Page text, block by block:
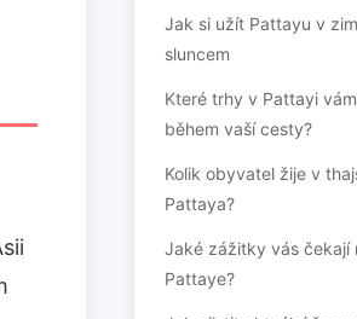
Jak si užít Pattayu v
sluncem
Které trhy v Pattayi
během vaší cesty?
Kolik obyvatel žije v
Pattaya?
Jaké zážitky vás čekají
Pattaye?